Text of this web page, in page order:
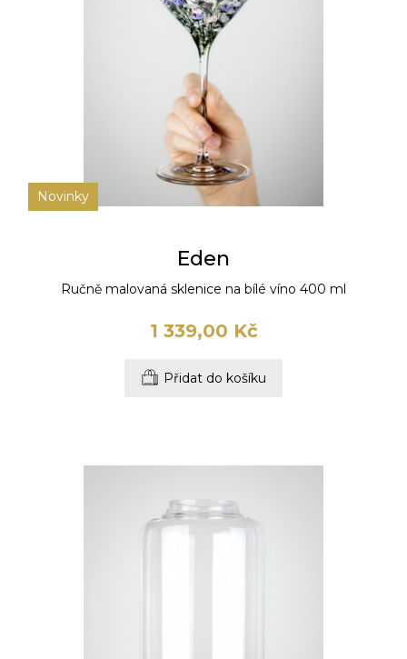
Novinky
Eden
Ručně malovaná sklenice na bílé víno 400 ml
1 339,00 Kč
Přidat do košíku